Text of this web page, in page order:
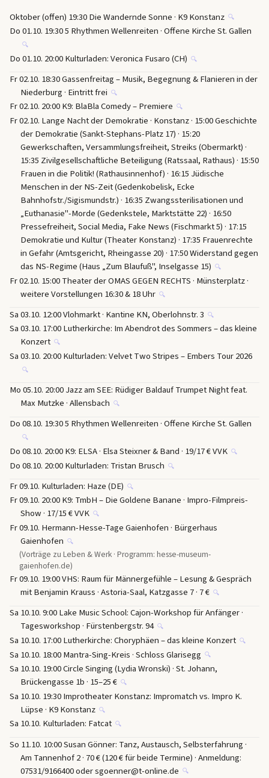
Oktober (offen) 19:30 Die Wandernde Sonne · K9 Konstanz 🔍
Do 01.10. 19:30 5 Rhythmen Wellenreiten · Offene Kirche St. Gallen
🔍
Do 01.10. 20:00 Kulturladen: Veronica Fusaro (CH) 🔍
Fr 02.10. 18:30 Gassenfreitag – Musik, Begegnung & Flanieren in der
Niederburg · Eintritt frei 🔍
Fr 02.10. 20:00 K9: BlaBla Comedy – Premiere 🔍
Fr 02.10. Lange Nacht der Demokratie · Konstanz · 15:00 Geschichte
der Demokratie (Sankt-Stephans-Platz 17) · 15:20
Gewerkschaften, Versammlungsfreiheit, Streiks (Obermarkt) ·
15:35 Zivilgesellschaftliche Beteiligung (Ratssaal, Rathaus) · 15:50
Frauen in die Politik! (Rathausinnenhof) · 16:15 Jüdische
Menschen in der NS-Zeit (Gedenkobelisk, Ecke
Bahnhofstr./Sigismundstr.) · 16:35 Zwangssterilisationen und
„Euthanasie"-Morde (Gedenkstele, Marktstätte 22) · 16:50
Pressefreiheit, Social Media, Fake News (Fischmarkt 5) · 17:15
Demokratie und Kultur (Theater Konstanz) · 17:35 Frauenrechte
in Gefahr (Amtsgericht, Rheingasse 20) · 17:50 Widerstand gegen
das NS-Regime (Haus „Zum Blaufuß", Inselgasse 15) 🔍
Fr 02.10. 15:00 Theater der OMAS GEGEN RECHTS · Münsterplatz ·
weitere Vorstellungen 16:30 & 18 Uhr 🔍
Sa 03.10. 12:00 Vlohmarkt · Kantine KN, Oberlohnstr. 3 🔍
Sa 03.10. 17:00 Lutherkirche: Im Abendrot des Sommers – das kleine
Konzert 🔍
Sa 03.10. 20:00 Kulturladen: Velvet Two Stripes – Embers Tour 2026
🔍
Mo 05.10. 20:00 Jazz am SEE: Rüdiger Baldauf Trumpet Night feat.
Max Mutzke · Allensbach 🔍
Do 08.10. 19:30 5 Rhythmen Wellenreiten · Offene Kirche St. Gallen
🔍
Do 08.10. 20:00 K9: ELSA · Elsa Steixner & Band · 19/17 € VVK 🔍
Do 08.10. 20:00 Kulturladen: Tristan Brusch 🔍
Fr 09.10. Kulturladen: Haze (DE) 🔍
Fr 09.10. 20:00 K9: TmbH – Die Goldene Banane · Impro-Filmpreis-
Show · 17/15 € VVK 🔍
Fr 09.10. Hermann-Hesse-Tage Gaienhofen · Bürgerhaus
Gaienhofen 🔍
(Vorträge zu Leben & Werk · Programm: hesse-museum-
gaienhofen.de)
Fr 09.10. 19:00 VHS: Raum für Männergefühle – Lesung & Gespräch
mit Benjamin Krauss · Astoria-Saal, Katzgasse 7 · 7 € 🔍
Sa 10.10. 9:00 Lake Music School: Cajon-Workshop für Anfänger ·
Tagesworkshop · Fürstenbergstr. 94 🔍
Sa 10.10. 17:00 Lutherkirche: Choryphäen – das kleine Konzert 🔍
Sa 10.10. 18:00 Mantra-Sing-Kreis · Schloss Glarisegg 🔍
Sa 10.10. 19:00 Circle Singing (Lydia Wronski) · St. Johann,
Brückengasse 1b · 15–25 € 🔍
Sa 10.10. 19:30 Improtheater Konstanz: Impromatch vs. Impro K.
Lüpse · K9 Konstanz 🔍
Sa 10.10. Kulturladen: Fatcat 🔍
So 11.10. 10:00 Susan Gönner: Tanz, Austausch, Selbsterfahrung ·
Am Tannenhof 2 · 70 € (120 € für beide Termine) · Anmeldung:
07531/9166400 oder sgoenner@t-online.de 🔍